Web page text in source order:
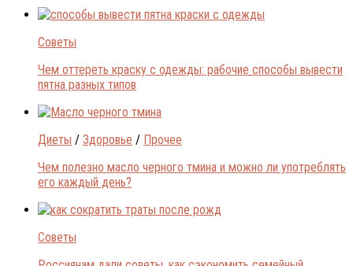
Советы
Чем оттереть краску с одежды: рабочие способы вывести
пятна разных типов
Диеты / Здоровье / Прочее
Чем полезно масло черного тмина и можно ли употреблять
его каждый день?
Советы